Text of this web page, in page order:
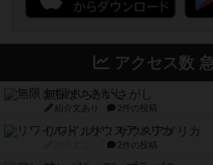
アクセス数
無限まちがいさがし
紹介文あり 2件の投稿
リワイルド：サウスアメリカ
2件の投稿